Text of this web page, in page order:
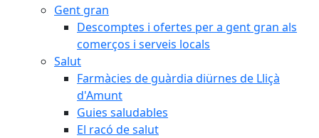
Gent gran
Descomptes i ofertes per a gent gran als
comerços i serveis locals
Salut
Farmàcies de guàrdia diürnes de Lliçà
d'Amunt
Guies saludables
El racó de salut